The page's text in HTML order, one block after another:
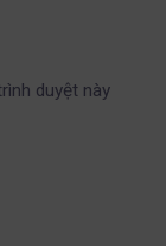
duyệt này